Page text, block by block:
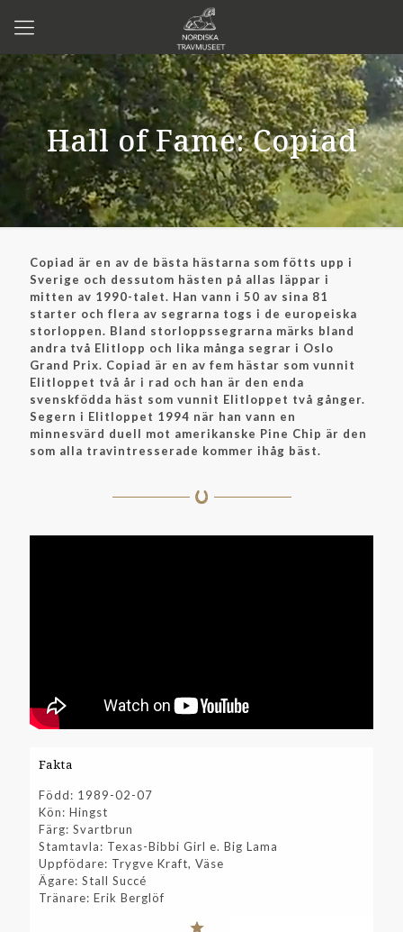
Hall of Fame: Copiad
Copiad är en av de bästa hästarna som fötts upp i
Sverige och dessutom hästen på allas läppar i
mitten av 1990-talet. Han vann i 50 av sina 81
starter och flera av segrarna togs i de europeiska
storloppen. Bland storloppssegrarna märks bland
andra två Elitlopp och lika många segrar i Oslo
Grand Prix. Copiad är en av fem hästar som vunnit
Elitloppet två år i rad och han är den enda
svenskfödda häst som vunnit Elitloppet två gånger.
Segern i Elitloppet 1994 när han vann en
minnesvärd duell mot amerikanske Pine Chip är den
som alla travintresserade kommer ihåg bäst.
Fakta
Född: 1989-02-07
Kön: Hingst
Färg: Svartbrun
Stamtavla: Texas-Bibbi Girl e. Big Lama
Uppfödare: Trygve Kraft, Väse
Ägare: Stall Succé
Tränare: Erik Berglöf